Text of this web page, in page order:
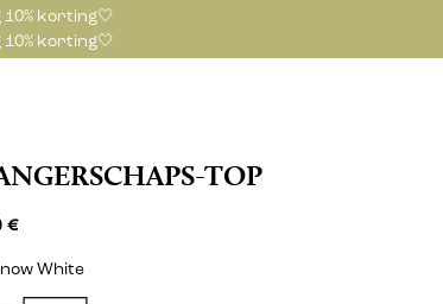
korting🤍
korting🤍
TOP
€
White